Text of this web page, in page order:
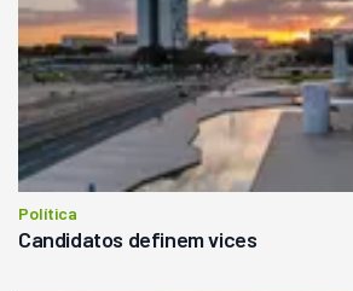
Política
Candidatos definem vices